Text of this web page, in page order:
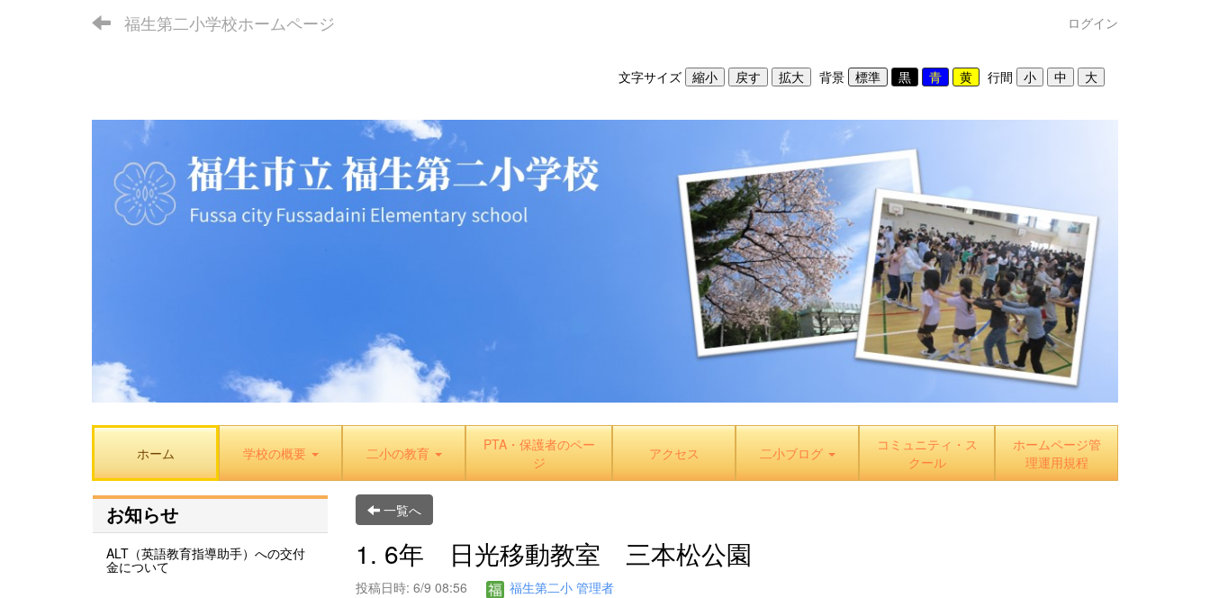
福生第二小学校ホームページ ログイン
文字サイズ 背景 行間
ホーム 学校の概要 二小の教育
PTA・保護者のペー
ジ
アクセス 二小ブログ
コミュニティ・ス
クール
ホームページ管
理運用規程
一覧へ
1. 6年 日光移動教室 三本松公園
投稿日時: 6/9 08:56
福生第二小 管理者
お知らせ
ALT（英語教育指導助手）への交付
金について